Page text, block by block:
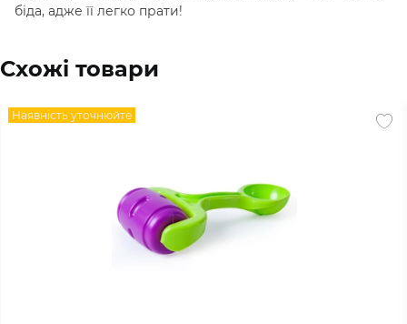
біда, адже її легко прати!
Схожі товари
Наявність уточнюйте